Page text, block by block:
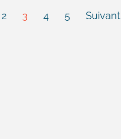
2 3 4 5 Suivant